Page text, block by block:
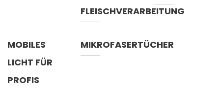
FLEISCHVERARBEITUNG
MOBILES
LICHT FÜR
PROFIS
MIKROFASERTÜCHER